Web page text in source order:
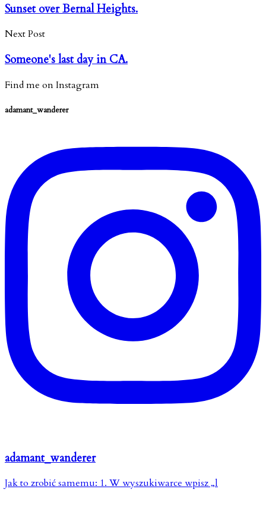
Sunset over Bernal Heights.
Next Post
Someone's last day in CA.
Find me on Instagram
adamant_wanderer
adamant_wanderer
Jak to zrobić samemu: 1. W wyszukiwarce wpisz „l